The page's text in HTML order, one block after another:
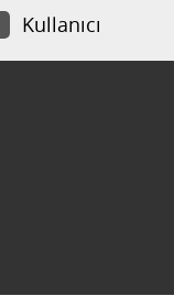
Kullanıcı